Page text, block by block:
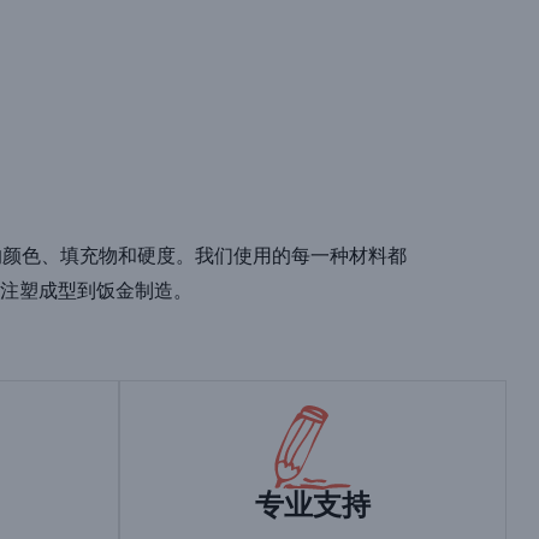
色、填充物和硬度。我们使用的每一种材料都
成型到饭金制造。
专业支持